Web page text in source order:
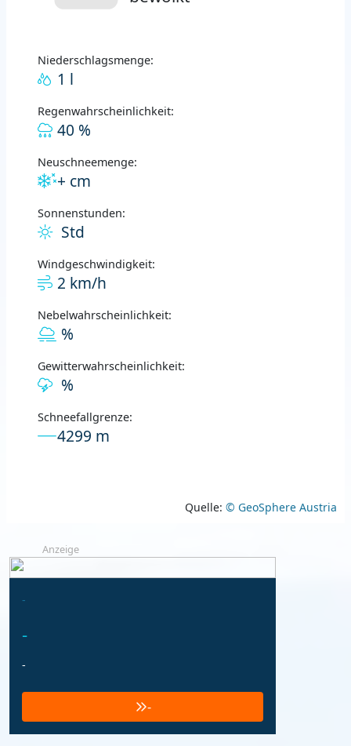
Niederschlagsmenge:
1 l
Regenwahrscheinlichkeit:
40 %
Neuschneemenge:
+ cm
Sonnenstunden:
Std
Windgeschwindigkeit:
2 km/h
Nebelwahrscheinlichkeit:
%
Gewitterwahrscheinlichkeit:
%
Schneefallgrenze:
4299 m
Quelle: © GeoSphere Austria
Anzeige
-
-
-
-